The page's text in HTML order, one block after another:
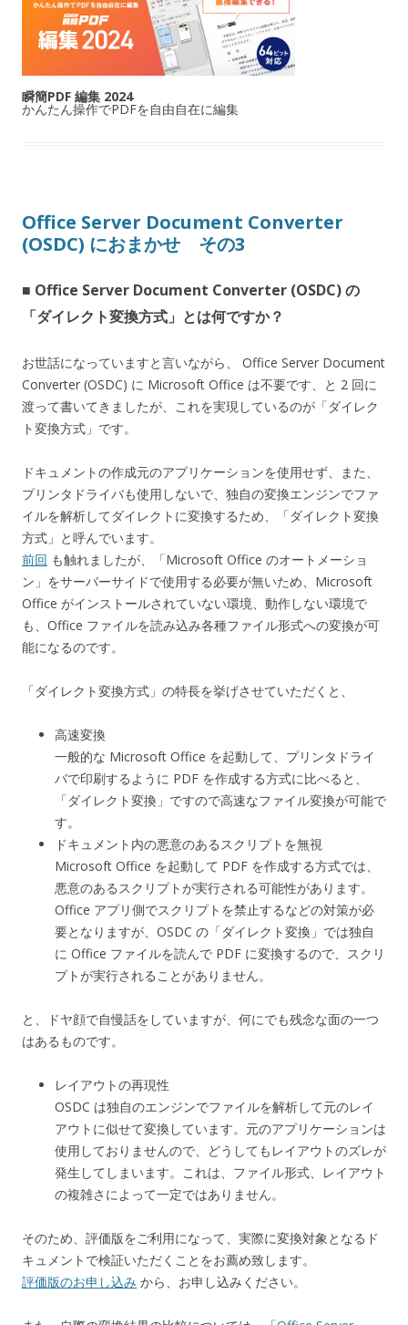
瞬簡PDF 編集 2024
かんたん操作でPDFを自由自在に編集
Office Server Document Converter
(OSDC) におまかせ その3
■ Office Server Document Converter (OSDC) の
「ダイレクト変換方式」とは何ですか？
お世話になっていますと言いながら、 Office Server Document
Converter (OSDC) に Microsoft Office は不要です、と 2 回に
渡って書いてきましたが、これを実現しているのが「ダイレク
ト変換方式」です。
ドキュメントの作成元のアプリケーションを使用せず、また、
プリンタドライバも使用しないで、独自の変換エンジンでファ
イルを解析してダイレクトに変換するため、「ダイレクト変換
方式」と呼んでいます。
前回 も触れましたが、「Microsoft Office のオートメーショ
ン」をサーバーサイドで使用する必要が無いため、Microsoft
Office がインストールされていない環境、動作しない環境で
も、Office ファイルを読み込み各種ファイル形式への変換が可
能になるのです。
「ダイレクト変換方式」の特長を挙げさせていただくと、
高速変換
一般的な Microsoft Office を起動して、プリンタドライ
バで印刷するように PDF を作成する方式に比べると、
「ダイレクト変換」ですので高速なファイル変換が可能で
す。
ドキュメント内の悪意のあるスクリプトを無視
Microsoft Office を起動して PDF を作成する方式では、
悪意のあるスクリプトが実行される可能性があります。
Office アプリ側でスクリプトを禁止するなどの対策が必
要となりますが、OSDC の「ダイレクト変換」では独自
に Office ファイルを読んで PDF に変換するので、スクリ
プトが実行されることがありません。
と、ドヤ顔で自慢話をしていますが、何にでも残念な面の一つ
はあるものです。
レイアウトの再現性
OSDC は独自のエンジンでファイルを解析して元のレイ
アウトに似せて変換しています。元のアプリケーションは
使用しておりませんので、どうしてもレイアウトのズレが
発生してしまいます。これは、ファイル形式、レイアウト
の複雑さによって一定ではありません。
そのため、評価版をご利用になって、実際に変換対象となるド
キュメントで検証いただくことをお薦め致します。
評価版のお申し込み から、お申し込みください。